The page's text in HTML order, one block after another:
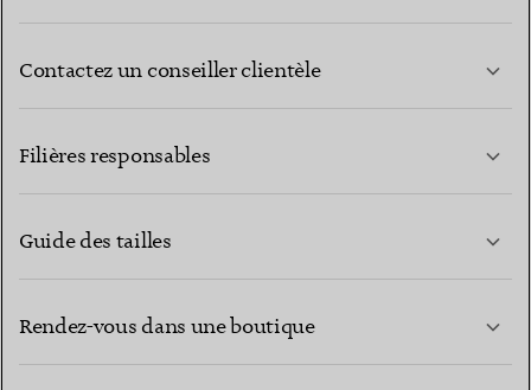
Contactez un conseiller clientèle
Filières responsables
Guide des tailles
Rendez-vous dans une boutique